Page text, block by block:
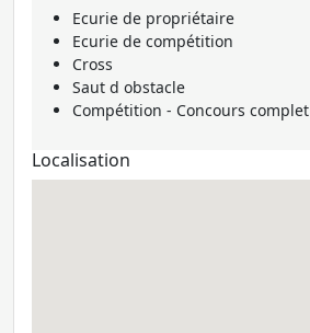
Ecurie de propriétaire
Ecurie de compétition
Cross
Saut d obstacle
Compétition - Concours complet
Localisation